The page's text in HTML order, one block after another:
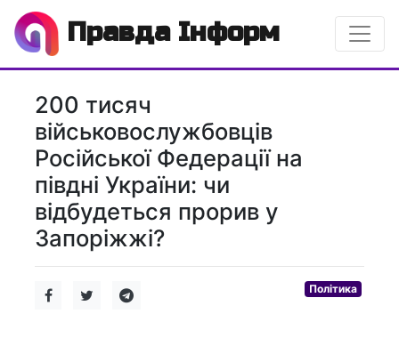
Правда Інформ
200 тисяч
військовослужбовців
Російської Федерації на
півдні України: чи
відбудеться прорив у
Запоріжжі?
Політика